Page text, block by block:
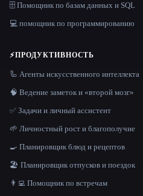
🗄️ Помощник по базам данных и SQL
💻 помощник по программированию
⚡ПРОДУКТИВНОСТЬ
🦾 Агенты искусственного интеллекта
🧠 Ведение заметок и «второй мозг»
✅ Задачи и личный ассистент
🌱 Личностный рост и благополучие
🍳 Планировщик блюд и рецептов
🏖 Планировщик отпусков и поездок
👨‍💻 Помощник по встречам